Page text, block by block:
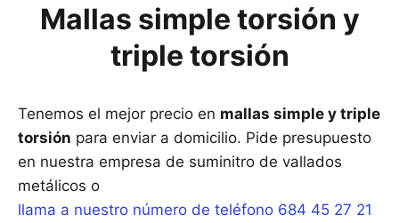
Mallas simple torsión y
triple torsión
Tenemos el mejor precio en mallas simple y triple
torsión para enviar a domicilio. Pide presupuesto
en nuestra empresa de suminitro de vallados
metálicos o
llama a nuestro número de teléfono 684 45 27 21